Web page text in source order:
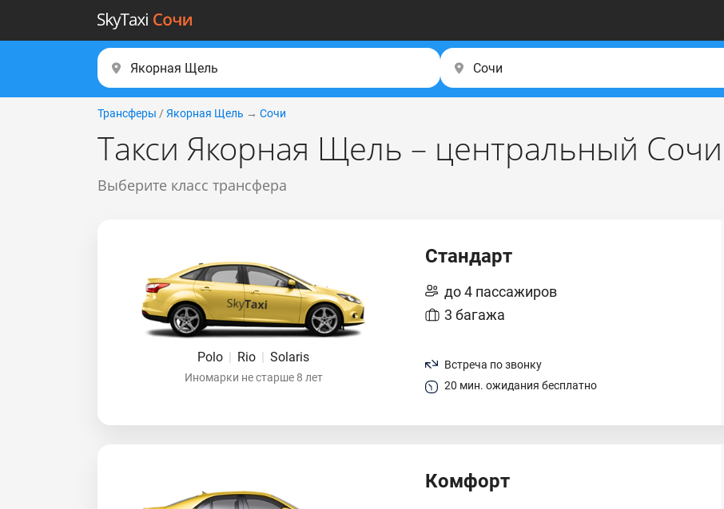
Трансферы / Якорная Щель → Сочи
Такси Якорная Щель – центральный Сочи
Выберите класс трансфера
Polo | Rio | Solaris
Иномарки не старше 8 лет
Стандарт
до 4 пассажиров
3 багажа
Встреча по звонку
20 мин. ожидания бесплатно
Комфорт